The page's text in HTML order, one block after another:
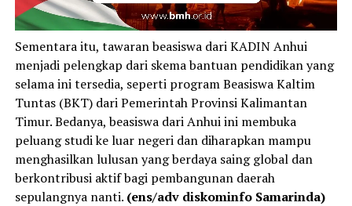
Sementara itu, tawaran beasiswa dari KADIN Anhui
menjadi pelengkap dari skema bantuan pendidikan yang
selama ini tersedia, seperti program Beasiswa Kaltim
Tuntas (BKT) dari Pemerintah Provinsi Kalimantan
Timur. Bedanya, beasiswa dari Anhui ini membuka
peluang studi ke luar negeri dan diharapkan mampu
menghasilkan lulusan yang berdaya saing global dan
berkontribusi aktif bagi pembangunan daerah
sepulangnya nanti. (ens/adv diskominfo Samarinda)